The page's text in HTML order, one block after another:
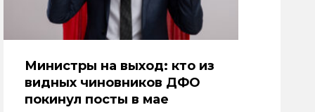
Министры на выход: кто из
видных чиновников ДФО
покинул посты в мае